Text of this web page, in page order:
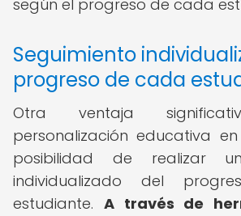
según el progreso de cada
Seguimiento
progreso de cada
Otra ventaja
personalización educativa
posibilidad de realizar
individualizado del
estudiante. A través de